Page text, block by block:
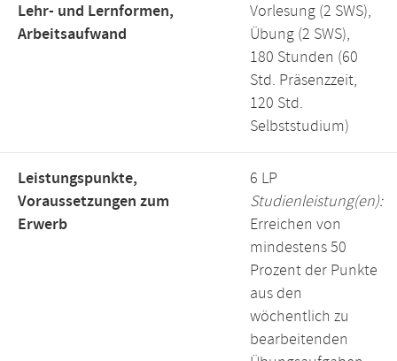
Lehr- und Lernformen,
Arbeitsaufwand
Vorlesung (2 SWS),
Übung (2 SWS),
180 Stunden (60
Std. Präsenzzeit,
120 Std.
Selbststudium)
Leistungspunkte,
Voraussetzungen zum
Erwerb
6 LP
Studienleistung(en):
Erreichen von
mindestens 50
Prozent der Punkte
aus den
wöchentlich zu
bearbeitenden